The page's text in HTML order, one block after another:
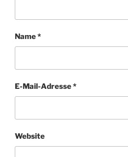
Name*
E-Mail-Adresse*
Website